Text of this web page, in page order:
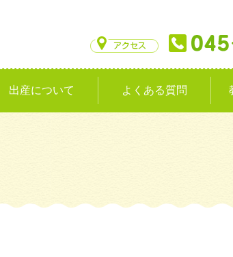
出産について よくある質問